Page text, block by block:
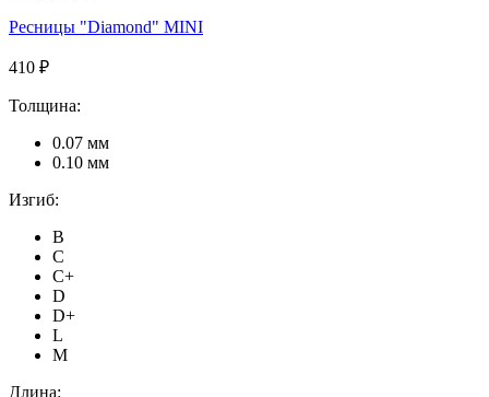
Ресницы "Diamond" MINI
410 ₽
Толщина:
0.07 мм
0.10 мм
Изгиб:
B
C
C+
D
D+
L
M
Длина: